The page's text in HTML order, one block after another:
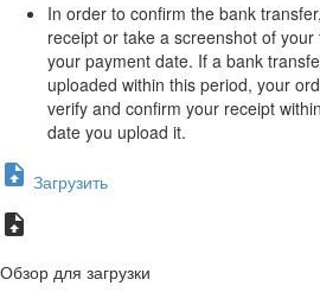
In order to confirm the bank
receipt or take a screenshot of
your payment date. If a bank
uploaded within this period, your
verify and confirm your receipt
date you upload it.
Загрузить
Обзор для загрузки